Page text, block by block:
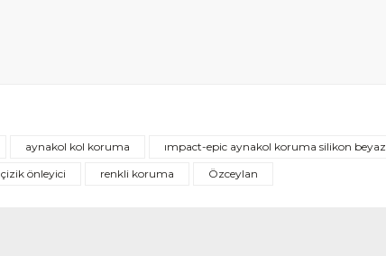
aynakol kol koruma ımpact-epic aynakol koruma silikon beyaz
çizik önleyici renkli koruma Özceylan